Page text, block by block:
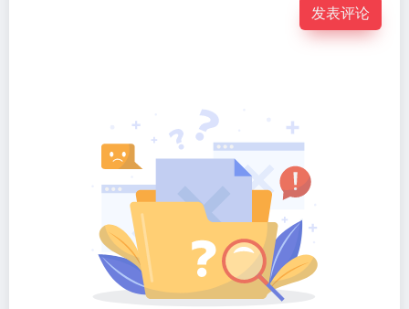
发表评论